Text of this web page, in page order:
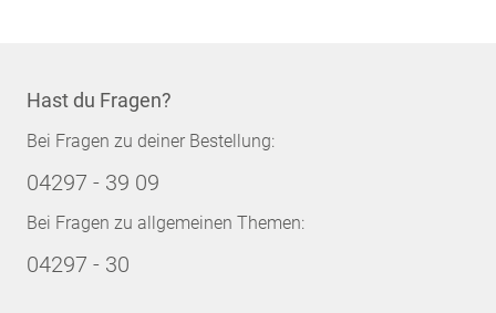
Hast du Fragen?
Bei Fragen zu deiner Bestellung:
04297 - 39 09
Bei Fragen zu allgemeinen Themen:
04297 - 30